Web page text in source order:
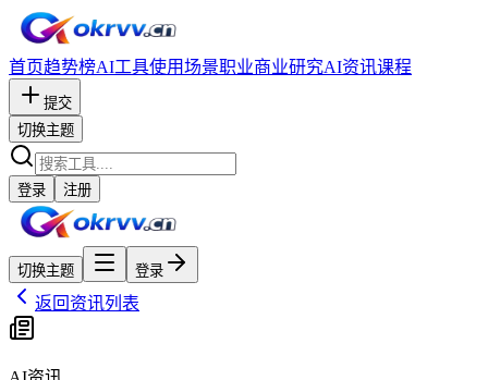
首页趋势榜AI工具使用场景职业商业研究AI资讯课程
提交
切换主题
登录 注册
切换主题 登录
返回资讯列表